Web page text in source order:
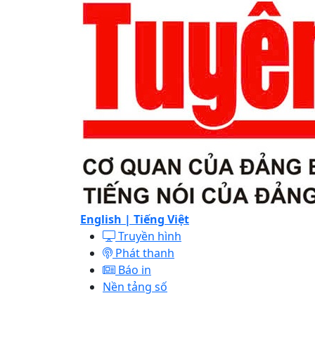
English | Tiếng Việt
Truyền hình
Phát thanh
Báo in
Nền tảng số